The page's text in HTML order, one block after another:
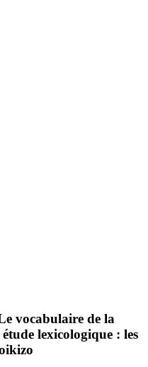
vocabulaire de la
lexicologique : les